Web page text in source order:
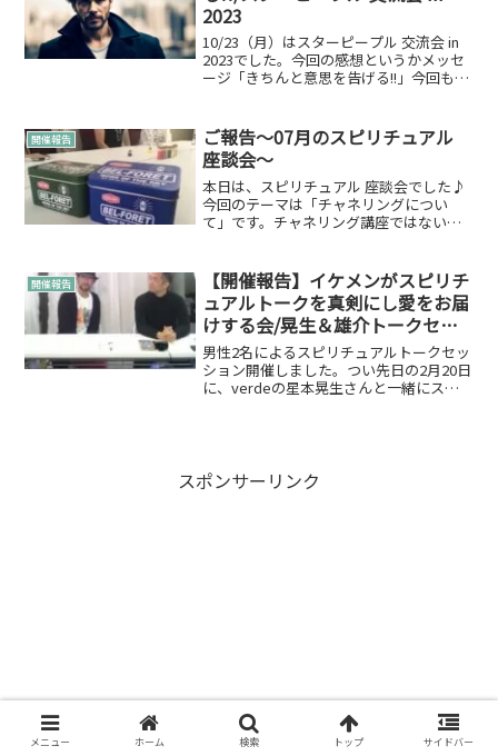
2023
10/23（月）はスターピープル 交流会 in
2023でした。今回の感想というかメッセ
ージ「きちんと意思を告げる!!」今回も神
催していこうと決めての開催。換気など
は...
開催報告
ご報告～07月のスピリチュアル
座談会～
本日は、スピリチュアル 座談会でした♪
今回のテーマは「チャネリングについ
て」です。チャネリング講座ではないの
でした。プログラムはこんな感じです。
手書きですみません。あく...
開催報告
【開催報告】イケメンがスピリチ
ュアルトークを真剣にし愛をお届
けする会/晃生＆雄介トークセッ
ション
男性2名によるスピリチュアルトークセッ
ション開催しました。つい先日の2月20日
に、​verdeの星本晃生さんと一緒にスピ
スポンサーリンク
メニュー ホーム 検索 トップ サイドバー